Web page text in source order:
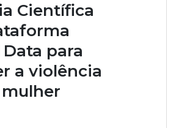
Científica
para
a violência